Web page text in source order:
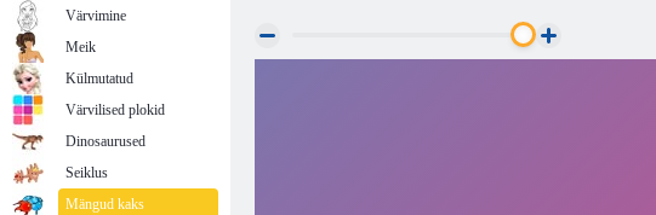
Värvimine
Meik
Külmutatud
Värvilised plokid
Dinosaurused
Seiklus
Mängud kaks